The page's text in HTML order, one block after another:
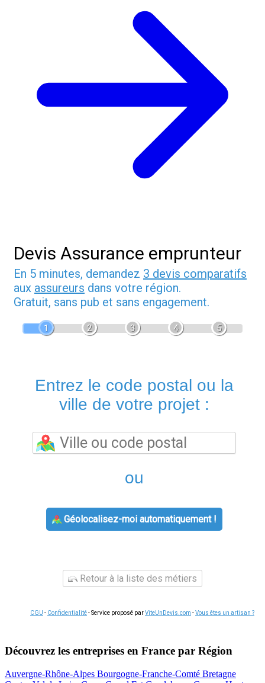
Devis Assurance emprunteur
En 5 minutes, demandez 3 devis comparatifs
aux assureurs dans votre région.
Gratuit, sans pub et sans engagement.
1 2 3 4 5
Entrez le code postal ou la
ville de votre projet :
ou
Géolocalisez-moi automatiquement !
Retour à la liste des métiers
CGU - Confidentialité- Service proposé parViteUnDevis.com -Vous êtes un artisan ?
Découvrez les entreprises en France par Région
Auvergne-Rhône-Alpes Bourgogne-Franche-Comté Bretagne